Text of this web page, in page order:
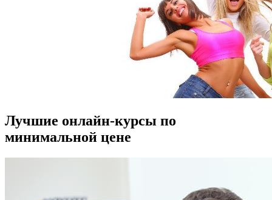
Лучшие онлайн-курсы по
минимальной цене